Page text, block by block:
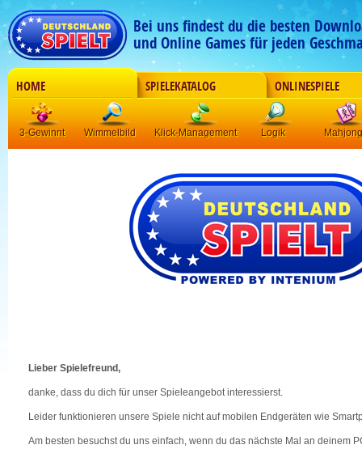
Bei uns findest du die besten
und Online Games für jeden
HOME SPIELEKATALOG ONLINESPIELE
3-Gewinnt Wimmelbild Klick-Management Logik Mahjong
Lieber Spielefreund,
danke, dass du dich für unser Spieleangebot interessierst.
Leider funktionieren unsere Spiele nicht auf mobilen Endgeräten wie
Am besten besuchst du uns einfach, wenn du das nächste Mal an deinem